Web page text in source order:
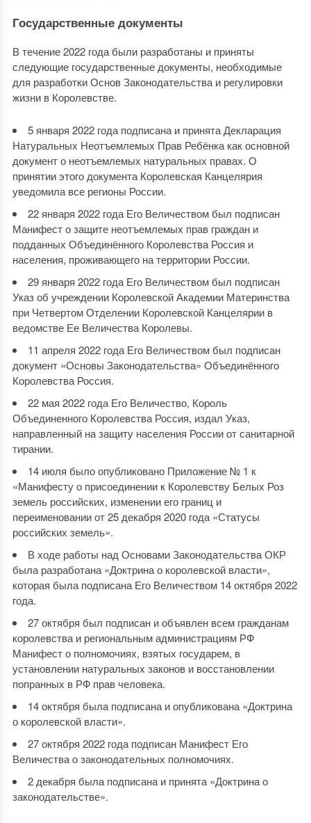
Государственные документы
В течение 2022 года были разработаны и приняты
следующие государственные документы, необходимые
для разработки Основ Законодательства и регулировки
жизни в Королевстве.
5 января 2022 года подписана и принята Декларация
Натуральных Неотъемлемых Прав Ребёнка как основной
документ о неотъемлемых натуральных правах. О
принятии этого документа Королевская Канцелярия
уведомила все регионы России.
22 января 2022 года Его Величеством был подписан
Манифест о защите неотъемлемых прав граждан и
подданных Объединённого Королевства Россия и
населения, проживающего на территории России.
29 января 2022 года Его Величеством был подписан
Указ об учреждении Королевской Академии Материнства
при Четвертом Отделении Королевской Канцелярии в
ведомстве Ее Величества Королевы.
11 апреля 2022 года Его Величеством был подписан
документ «Основы Законодательства» Объединённого
Королевства Россия.
22 мая 2022 года Его Величество, Король
Объединенного Королевства Россия, издал Указ,
направленный на защиту населения России от санитарной
тирании.
14 июля было опубликовано Приложение № 1 к
«Манифесту о присоединении к Королевству Белых Роз
земель российских, изменении его границ и
переименовании от 25 декабря 2020 года «Статусы
российских земель».
В ходе работы над Основами Законодательства ОКР
была разработана «Доктрина о королевской власти»,
которая была подписана Его Величеством 14 октября 2022
года.
27 октября был подписан и объявлен всем гражданам
королевства и региональным администрациям РФ
Манифест о полномочиях, взятых государем, в
установлении натуральных законов и восстановлении
попранных в РФ прав человека.
14 октября была подписана и опубликована «Доктрина
о королевской власти».
27 октября 2022 года подписан Манифест Его
Величества о законодательных полномочиях.
2 декабря была подписана и принята «Доктрина о
законодательстве».